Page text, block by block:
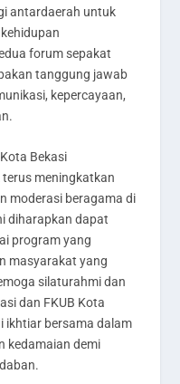
antardaerah untuk
forum sepakat
tanggung jawab
kepercayaan,
Bekasi
meningkatkan
moderasi beragama di
diharapkan dapat
program yang
masyarakat yang
silaturahmi dan
dan FKUB Kota
ikhtiar bersama dalam
kedamaian demi